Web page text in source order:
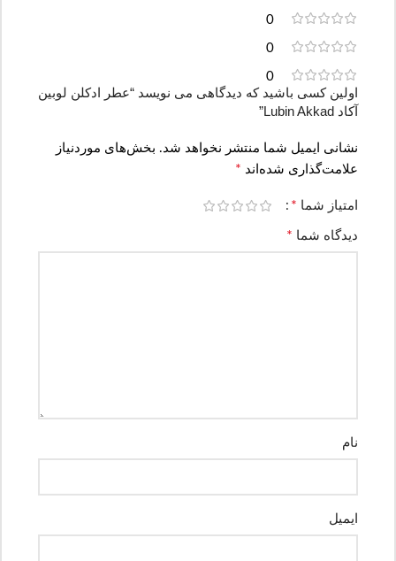
0
0
0
اولین کسی باشید که دیدگاهی می نویسد “عطر ادکلن لوبین
آکاد Lubin Akkad”
نشانی ایمیل شما منتشر نخواهد شد. بخش‌های موردنیاز
علامت‌گذاری شده‌اند *
امتیاز شما *
دیدگاه شما *
نام
ایمیل